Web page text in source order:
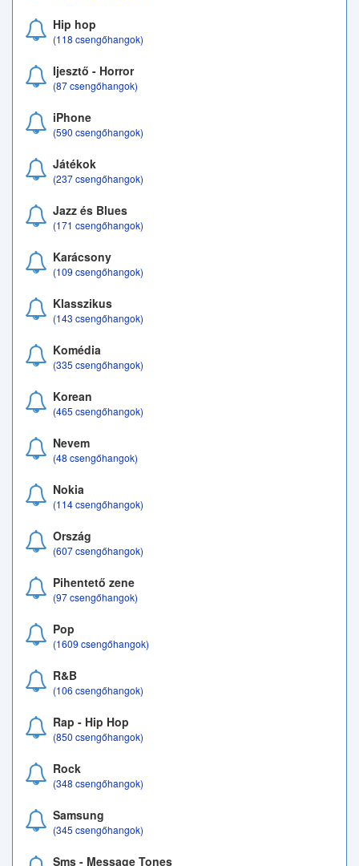
Hip hop
(118 csengőhangok)
Ijesztő - Horror
(87 csengőhangok)
iPhone
(590 csengőhangok)
Játékok
(237 csengőhangok)
Jazz és Blues
(171 csengőhangok)
Karácsony
(109 csengőhangok)
Klasszikus
(143 csengőhangok)
Komédia
(335 csengőhangok)
Korean
(465 csengőhangok)
Nevem
(48 csengőhangok)
Nokia
(114 csengőhangok)
Ország
(607 csengőhangok)
Pihentető zene
(97 csengőhangok)
Pop
(1609 csengőhangok)
R&B
(106 csengőhangok)
Rap - Hip Hop
(850 csengőhangok)
Rock
(348 csengőhangok)
Samsung
(345 csengőhangok)
Sms - Message Tones